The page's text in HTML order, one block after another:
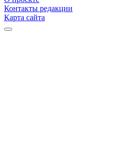
Контакты редакции
Карта сайта